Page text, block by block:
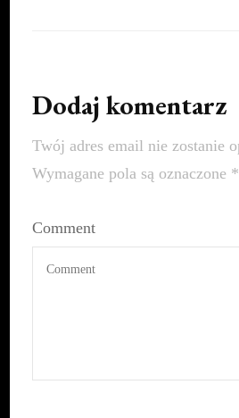
Dodaj komentarz
Twój adres email nie zostanie
Wymagane pola są oznaczone *
Comment